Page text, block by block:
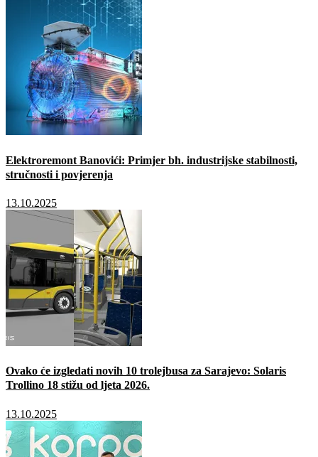
Elektroremont Banovići: Primjer bh. industrijske stabilnosti,
stručnosti i povjerenja
13.10.2025
Ovako će izgledati novih 10 trolejbusa za Sarajevo: Solaris
Trollino 18 stižu od ljeta 2026.
13.10.2025